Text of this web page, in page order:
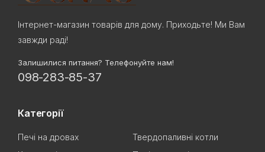
Інтернет-магазин товарів для дому. Приходьте! Ми Вам
завжди раді!
Залишилися питання? Телефонуйте нам!
098-283-85-37
Категорії
Печі на дровах
Твердопаливні котли